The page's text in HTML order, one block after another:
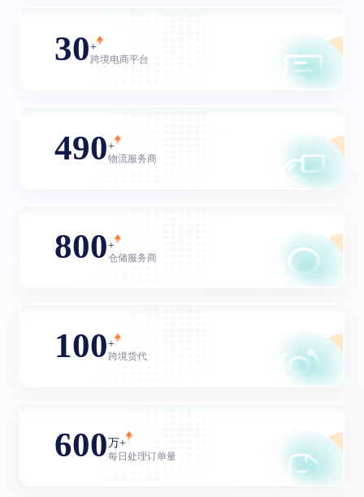
30+
跨境电商平台
490+
物流服务商
800+
仓储服务商
100+
跨境货代
600万+
每日处理订单量